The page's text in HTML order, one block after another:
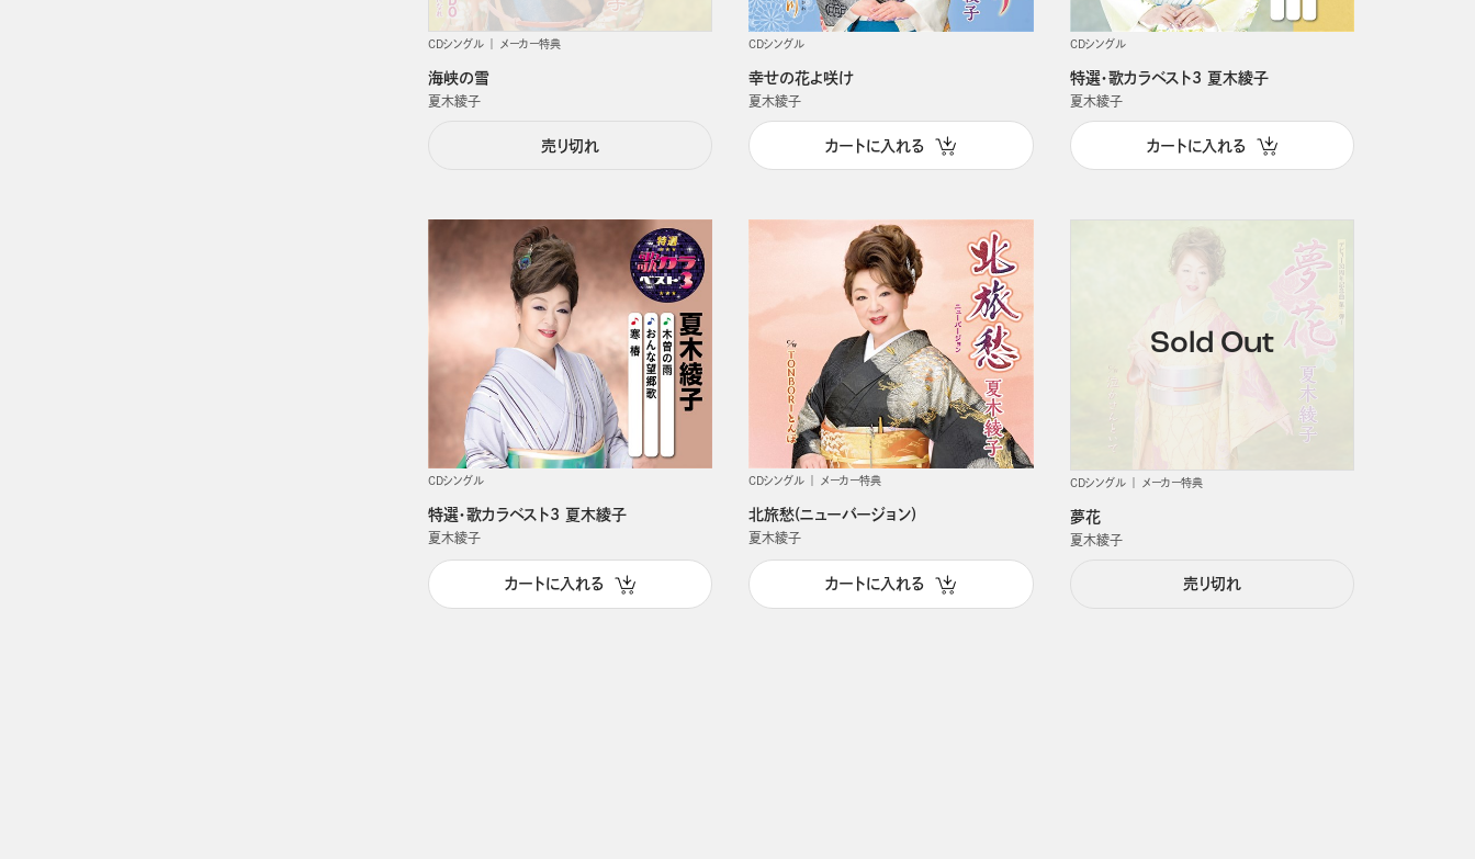
CDシングル メーカー特典
海峡の雪
夏木綾子
売り切れ
CDシングル
幸せの花よ咲け
夏木綾子
カートに入れる
CDシングル
特選・歌カラベスト3 夏木綾子
夏木綾子
カートに入れる
CDシングル
特選・歌カラベスト3 夏木綾子
夏木綾子
カートに入れる
CDシングル メーカー特典
北旅愁(ニューバージョン)
夏木綾子
カートに入れる
CDシングル メーカー特典
夢花
夏木綾子
売り切れ